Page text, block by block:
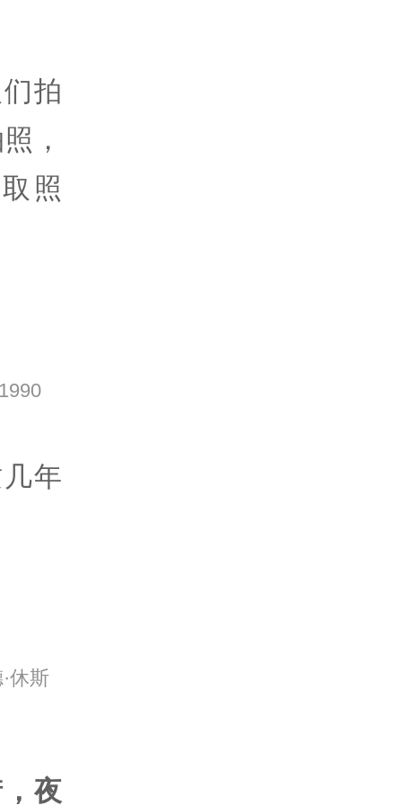
拍
，
照
年
休斯
夜